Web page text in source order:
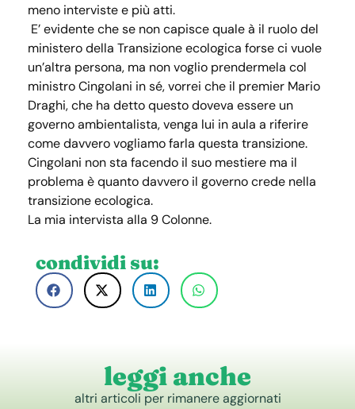
condividi su:
meno interviste e più atti.
E’ evidente che se non capisce quale à il ruolo del
ministero della Transizione ecologica forse ci vuole
un’altra persona, ma non voglio prendermela col
ministro Cingolani in sé, vorrei che il premier Mario
Draghi, che ha detto questo doveva essere un
governo ambientalista, venga lui in aula a riferire
come davvero vogliamo farla questa transizione.
Cingolani non sta facendo il suo mestiere ma il
problema è quanto davvero il governo crede nella
transizione ecologica.
La mia intervista alla 9 Colonne.
leggi anche
altri articoli per rimanere aggiornati